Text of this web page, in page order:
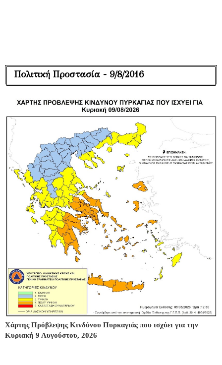
Πολιτική Προστασία - 9/8/2016
Χάρτης Πρόβλεψης Κινδύνου Πυρκαγιάς που ισχύει για την
Κυριακή 9 Αυγούστου, 2026